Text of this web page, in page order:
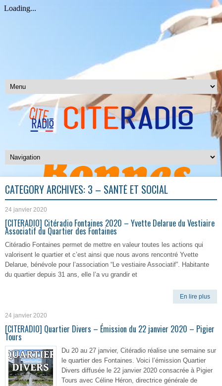
CATEGORY ARCHIVES: 3 – SANTÉ ET SOCIAL
24 janvier 2020
[CITERADIO] Citéradio Fontaines 2020 – Yvette Delarue du Vestiaire
Associatif du Quartier des Fontaines
Citéradio Fontaines permet de mettre en valeur toutes les actions qui
valorisent le quartier et c’est ainsi que nous avons rencontré Yvette
Delarue, bénévole pour l’association “Le vestiaire Associatif”. Habitante
du quartier depuis 31 ans, elle l’a vu grandir et
En lire plus
24 janvier 2020
[CITERADIO] Quartier Divers – Émission du 22 janvier 2020 – Pigier
Tours
Du 20 au 27 janvier, Citéradio réalise une semaine sur
le quartier des Fontaines. Voici l’émission Quartier
Divers diffusée le 22 janvier 2020 consacrée à Pigier
Tours avec Céline Héron, directrice générale de